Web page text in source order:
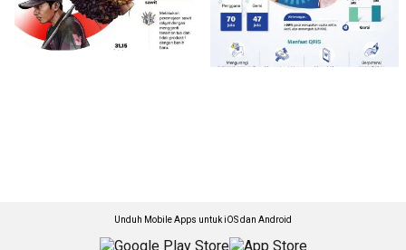
Unduh Mobile Apps untuk iOS dan Android